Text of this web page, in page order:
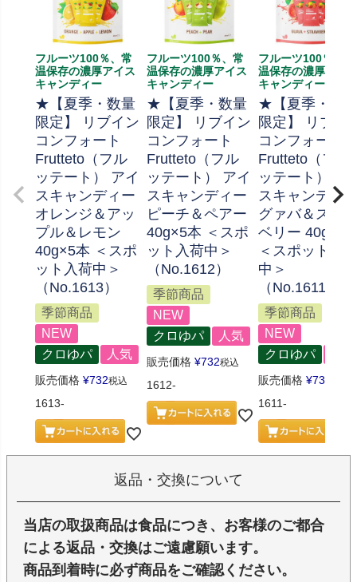
フルーツ100％、常
温保存の濃厚アイス
キャンディー
★【夏季・数量
限定】 リブイン
コンフォート
Frutteto（フル
ッテート） アイ
スキャンディー
オレンジ＆アッ
プル＆レモン
40g×5本 ＜スポ
ット入荷中＞
（No.1613）
季節商品
NEW
クロゆパ
人気
販売価格 ¥732税込
1613-
フルーツ100％、常
温保存の濃厚アイス
キャンディー
★【夏季・数量
限定】 リブイン
コンフォート
Frutteto（フル
ッテート） アイ
スキャンディー
ピーチ＆ペアー
40g×5本 ＜スポ
ット入荷中＞
（No.1612）
季節商品
NEW
クロゆパ
人気
販売価格 ¥732税込
1612-
フルーツ100％、常
温保存の濃厚アイ
キャンディー
★【夏季・数
限定】 リブイ
コンフォー
Frutteto（フル
ッテート） ア
スキャンディ
グァバ＆スト
ベリー 40g×5
＜スポット入
中＞
（No.1611）
季節商品
NEW
クロゆパ
販売価格 ¥732
1611-
返品・交換について
当店の取扱商品は食品につき、お客様のご都合
による返品・交換はご遠慮願います。
商品到着時に必ず商品をご確認ください。